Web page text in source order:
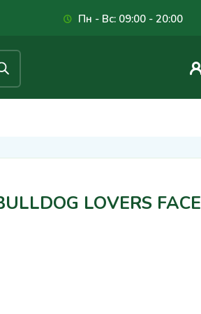
Пн - Вс: 09:00 - 20:00
LOVERS FACE